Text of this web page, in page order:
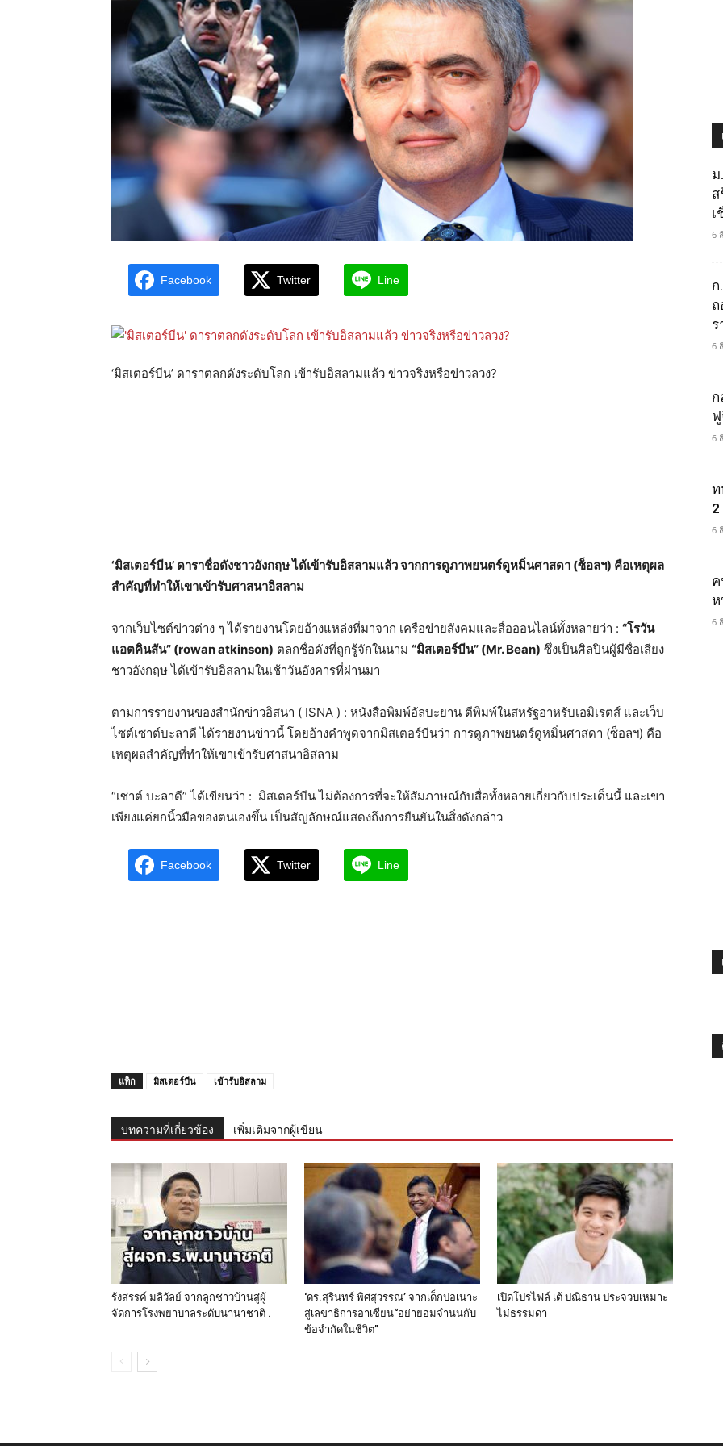
Facebook Twitter Line
‘มิสเตอร์บีน’ ดาราตลกดังระดับโลก เข้ารับอิสลามแล้ว ข่าวจริงหรือข่าวลวง?
‘มิสเตอร์บีน’ ดาราชื่อดังชาวอังกฤษ ได้เข้ารับอิสลามแล้ว จากการดูภาพยนตร์ดูหมิ่นศาสดา (ซ็อลฯ) คือเหตุผล
สำคัญที่ทำให้เขาเข้ารับศาสนาอิสลาม
จากเว็บไซต์ข่าวต่าง ๆ ได้รายงานโดยอ้างแหล่งที่มาจาก เครือข่ายสังคมและสื่อออนไลน์ทั้งหลายว่า : “โรวัน
แอตคินสัน” (rowan atkinson) ตลกชื่อดังที่ถูกรู้จักในนาม “มิสเตอร์บีน” (Mr. Bean) ซึ่งเป็นศิลปินผู้มีชื่อเสียง
ชาวอังกฤษ ได้เข้ารับอิสลามในเช้าวันอังคารที่ผ่านมา
ตามการรายงานของสำนักข่าวอิสนา ( ISNA ) : หนังสือพิมพ์อัลบะยาน ตีพิมพ์ในสหรัฐอาหรับเอมิเรตส์ และเว็บ
ไซต์เซาต์บะลาดี ได้รายงานข่าวนี้ โดยอ้างคำพูดจากมิสเตอร์บีนว่า การดูภาพยนตร์ดูหมิ่นศาสดา (ซ็อลฯ) คือ
เหตุผลสำคัญที่ทำให้เขาเข้ารับศาสนาอิสลาม
“เซาต์ บะลาดี” ได้เขียนว่า : มิสเตอร์บีน ไม่ต้องการที่จะให้สัมภาษณ์กับสื่อทั้งหลายเกี่ยวกับประเด็นนี้ และเขา
เพียงแค่ยกนิ้วมือของตนเองขึ้น เป็นสัญลักษณ์แสดงถึงการยืนยันในสิ่งดังกล่าว
Facebook Twitter Line
แท็ก มิสเตอร์บีน เข้ารับอิสลาม
บทความที่เกี่ยวข้อง เพิ่มเติมจากผู้เขียน
รังสรรค์ มลิวัลย์ จากลูกชาวบ้านสู่ผู้
จัดการโรงพยาบาลระดับนานาชาติ .
‘ดร.สุรินทร์ พิศสุวรรณ’ จากเด็กปอเนาะ
สู่เลขาธิการอาเซียน“อย่ายอมจำนนกับ
ข้อจำกัดในชีวิต”
เปิดโปรไฟล์ เต้ ปณิธาน ประจวบเหมาะ
ไม่ธรรมดา
6
6
6
ท
6
ห
6